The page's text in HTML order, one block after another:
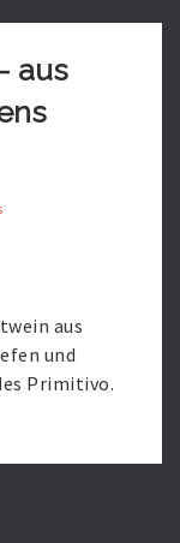
aus
aus
und
Primitivo.